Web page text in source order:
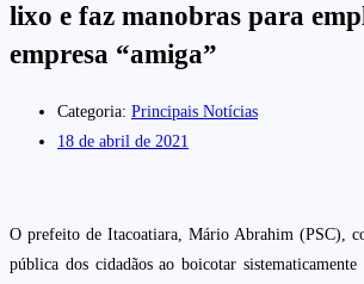
lixo e faz manobras para
empresa “amiga”
Categoria: Principais Notícias
18 de abril de 2021
O prefeito de Itacoatiara, Mário Abrahim (PSC),
pública dos cidadãos ao boicotar